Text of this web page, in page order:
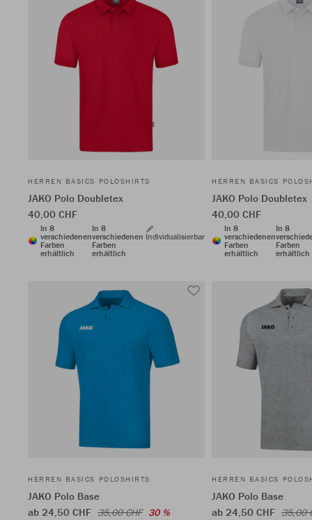
HERREN BASICS POLOSHIRTS
JAKO Polo Doubletex
40,00 CHF
In 8
verschiedenen
Farben
erhältlich
In 8
verschiedenen
Farben
erhältlich
Individualisierbar
HERREN BASICS
JAKO Polo Doubletex
40,00 CHF
In 8
verschiedenen
Farben
erhältlich
In 8
Farben
erhältlich
HERREN BASICS POLOSHIRTS
JAKO Polo Base
ab 24,50 CHF 35,00 CHF 30 %
HERREN BASICS
JAKO Polo Base
ab 24,50 CHF 35,00